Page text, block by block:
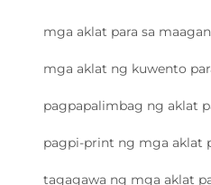
mga aklat para sa
mga aklat ng kuwento
pagpapalimbag ng aklat
pagpi-print ng mga aklat
tagagawa ng mga aklat